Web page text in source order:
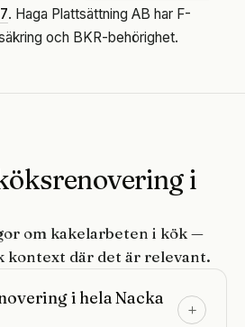
. Haga Plattsättning AB har F-
och BKR-behörighet.
i
om kakelarbeten i kök —
kontext där det är relevant.
i hela Nacka